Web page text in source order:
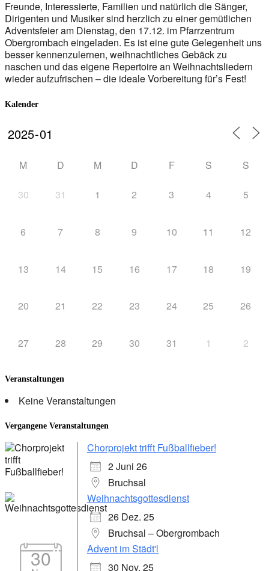
Freunde, Interessierte, Familien und natürlich die Sänger,
Dirigenten und Musiker sind herzlich zu einer gemütlichen
Adventsfeier am Dienstag, den 17.12. im Pfarrzentrum
Obergrombach eingeladen. Es ist eine gute Gelegenheit uns
besser kennenzulernen, weihnachtliches Gebäck zu
naschen und das eigene Repertoire an Weihnachtsliedern
wieder aufzufrischen – die ideale Vorbereitung für’s Fest!
Kalender
M D M D F S S
30 31 1 2 3 4 5
6 7 8 9 10 11 12
13 14 15 16 17 18 19
20 21 22 23 24 25 26
27 28 29 30 31 1 2
Veranstaltungen
Keine Veranstaltungen
Vergangene Veranstaltungen
Chorprojekt trifft Fußballfieber!
2 Juni 26
Bruchsal
Weihnachtsgottesdienst
26 Dez. 25
Bruchsal – Obergrombach
30
Advent im Städt'l
30 Nov. 25